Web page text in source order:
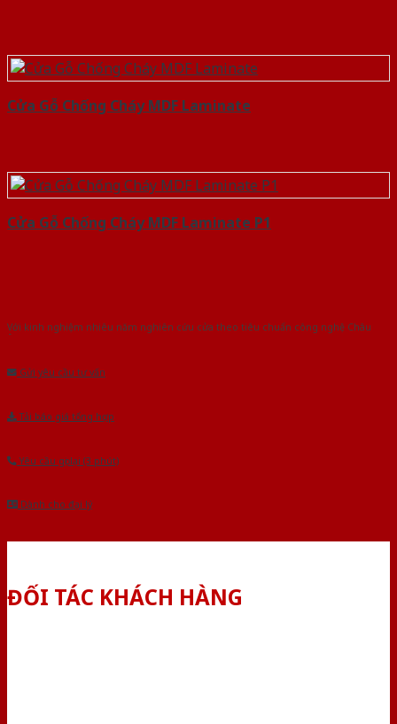
Cửa Gỗ Chống Cháy MDF Laminate
Cửa Gỗ Chống Cháy MDF Laminate P1
Với kinh nghiệm nhiêu năm nghiên cứu cửa theo tiêu chuẩn công nghệ Châu
Gửi yêu cầu tư vấn
Tải báo giá tổng hợp
Yêu cầu gọi lại (3 phút)
Dành cho đại lý
ĐỐI TÁC KHÁCH HÀNG